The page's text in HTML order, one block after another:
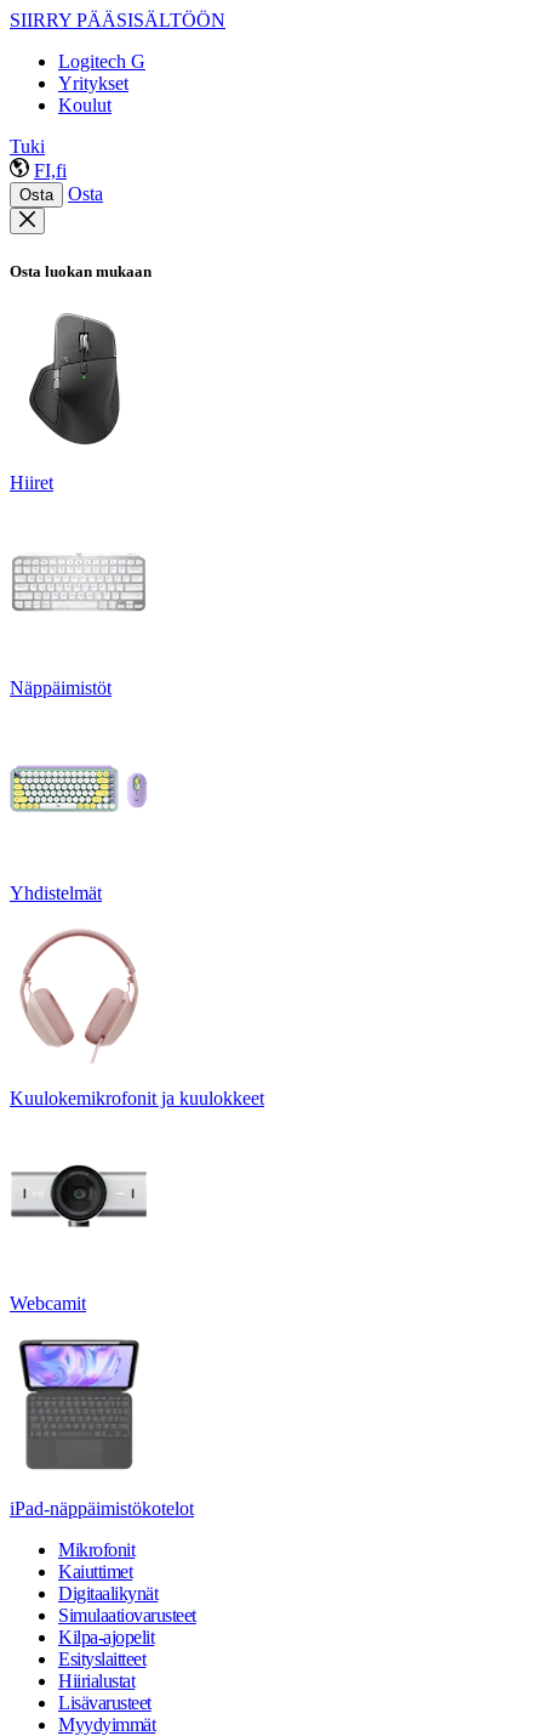
SIIRRY PÄÄSISÄLTÖÖN
Logitech G
Yritykset
Koulut
Tuki
FI,fi
Osta Osta
Osta luokan mukaan
Hiiret
Näppäimistöt
Yhdistelmät
Kuulokemikrofonit ja kuulokkeet
Webcamit
iPad-näppäimistökotelot
Mikrofonit
Kaiuttimet
Digitaalikynät
Simulaatiovarusteet
Kilpa-ajopelit
Esityslaitteet
Hiirialustat
Lisävarusteet
Myydyimmät